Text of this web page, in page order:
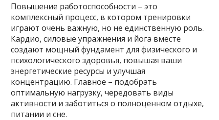
Повышение работоспособности – это
комплексный процесс, в котором тренировки
играют очень важную, но не единственную роль.
Кардио, силовые упражнения и йога вместе
создают мощный фундамент для физического и
психологического здоровья, повышая ваши
энергетические ресурсы и улучшая
концентрацию. Главное – подобрать
оптимальную нагрузку, чередовать виды
активности и заботиться о полноценном отдыхе,
питании и сне.